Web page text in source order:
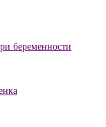
беременности